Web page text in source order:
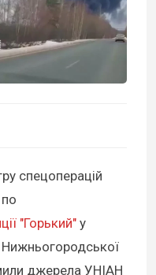
спецоперацій
"Горький"у
джерела УНІАН